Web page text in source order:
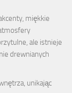
miękkie
ale istnieje
drewnianych
unikając